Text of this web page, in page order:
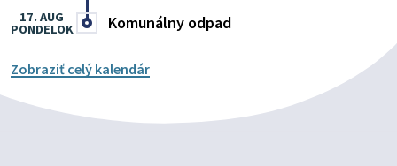
Komunálny odpad
17. AUG
PONDELOK
Zobraziť celý kalendár